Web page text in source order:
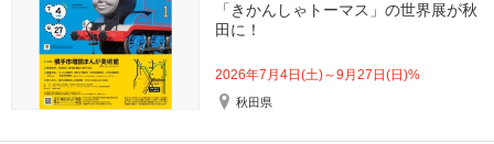
「きかんしゃトーマス」の世界展が秋
田に！
2026年7月4日(土)～9月27日(日)%
秋田県